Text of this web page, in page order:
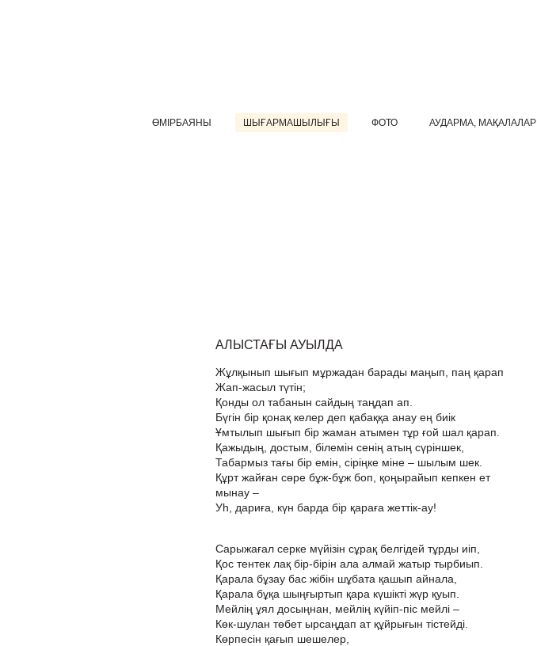
ӨМІРБАЯНЫ ШЫҒАРМАШЫЛЫҒЫ ФОТО АУДАРМА, МАҚАЛАЛАР
АЛЫСТАҒЫ АУЫЛДА
Жұлқынып шығып мұржадан барады маңып, паң қарап
Жап-жасыл түтін;
Қонды ол табанын сайдың таңдап ап.
Бүгін бір қонақ келер деп қабаққа анау ең биік
Ұмтылып шығып бір жаман атымен тұр ғой шал қарап.
Қажыдың, достым, білемін сенің атың сүріншек,
Табармыз тағы бір емін, сіріңке міне – шылым шек.
Құрт жайған сөре бұж-бұж боп, қоңырайып кепкен ет
мынау –
Уһ, дариға, күн барда бір қараға жеттік-ау!
Сарыжағал серке мүйізін сұрақ белгідей тұрды иіп,
Қос тентек лақ бір-бірін ала алмай жатыр тырбиып.
Қарала бұзау бас жібін шұбата қашып айнала,
Қарала бұқа шыңғыртып қара күшікті жүр қуып.
Мейлің ұял досыңнан, мейлің күйіп-піс мейлі –
Көк-шулан төбет ырсаңдап ат құйрығын тістейді.
Көрпесін қағып шешелер,